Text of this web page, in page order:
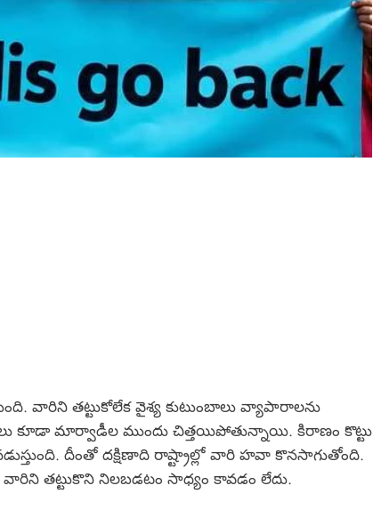
వారిని తట్టుకోలేక వైశ్య కుటుంబాలు వ్యాపారాలను
కూడా మార్వాడీల ముందు చిత్తయిపోతున్నాయి. కిరాణం కొట్టు
దీంతో దక్షిణాది రాష్ట్రాల్లో వారి హవా కొనసాగుతోంది.
తట్టుకొని నిలబడటం సాధ్యం కావడం లేదు.